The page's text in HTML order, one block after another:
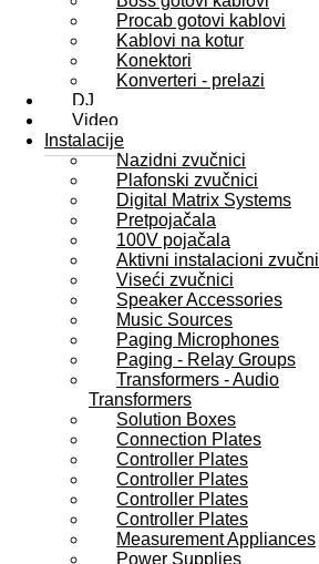
Procab gotovi kablovi
Kablovi na kotur
Konektori
Konverteri - prelazi
DJ
Video
Instalacije
Nazidni zvučnici
Plafonski zvučnici
Digital Matrix Systems
Pretpojačala
100V pojačala
Aktivni instalacioni
Viseći zvučnici
Speaker Accessories
Music Sources
Paging Microphones
Paging - Relay Groups
Transformers - Audio
Transformers
Solution Boxes
Connection Plates
Controller Plates
Controller Plates
Controller Plates
Controller Plates
Measurement Appliances
Power Supplies